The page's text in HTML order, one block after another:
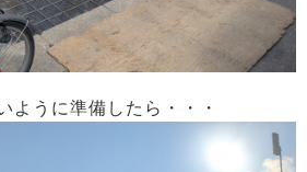
ように準備したら・・・